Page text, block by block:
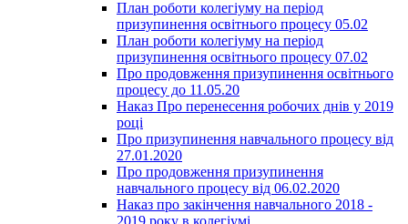
План роботи колегіуму на період
призупинення освітнього процесу 05.02
План роботи колегіуму на період
призупинення освітнього процесу 07.02
Про продовження призупинення освітнього
процесу до 11.05.20
Наказ Про перенесення робочих днів у 2019
році
Про призупинення навчального процесу від
27.01.2020
Про продовження призупинення
навчального процесу від 06.02.2020
Наказ про закінчення навчального 2018 -
2019 року в колегіумі